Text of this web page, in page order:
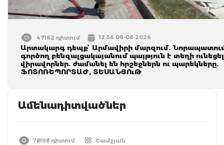
47162 դիտում 12:56 06-08-2026
Արտակարգ դեպք՝ Արմավիրի մարզում.
գործող բենզալցակայանում պայթյուն է տեղի
վիրավորներ. ժամանել են հրշեջներն ու պարեկները.
ՖՈՏՈՌԵՊՈՐՏԱԺ, ՏԵՍԱՆՅՈւԹ
Ամենադիտվածներ
78198 դիտում Շամշյան